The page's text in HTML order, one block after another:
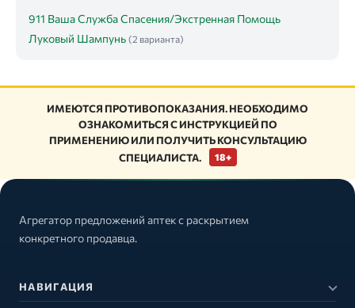
911 Ваша Служба Спасения/Экстренная Помощь
Луковый Шампунь (2 варианта)
ИМЕЮТСЯ ПРОТИВОПОКАЗАНИЯ. НЕОБХОДИМО
ОЗНАКОМИТЬСЯ С ИНСТРУКЦИЕЙ ПО
ПРИМЕНЕНИЮ ИЛИ ПОЛУЧИТЬ КОНСУЛЬТАЦИЮ
СПЕЦИАЛИСТА.
18+
Агрегатор предложений аптек с раскрытием
конкретного продавца.
НАВИГАЦИЯ